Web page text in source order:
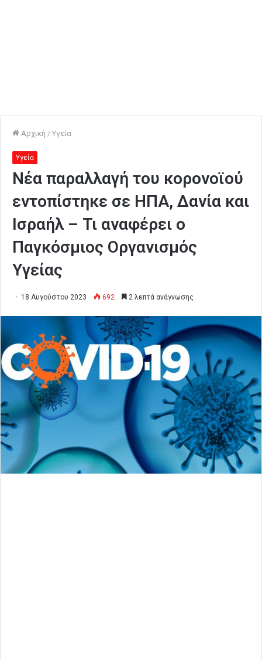
Αρχική / Υγεία
Υγεία
Νέα παραλλαγή του κορονοϊού
εντοπίστηκε σε ΗΠΑ, Δανία και
Ισραήλ – Τι αναφέρει ο
Παγκόσμιος Οργανισμός
Υγείας
18 Αυγούστου 2023 692 2 λεπτά ανάγνωσης